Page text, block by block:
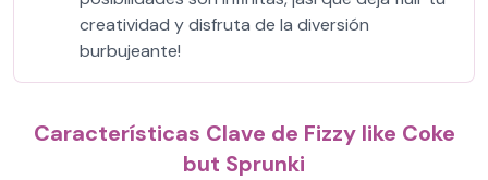
creatividad y disfruta de la diversión
burbujeante!
Características Clave de Fizzy like Coke
but Sprunki